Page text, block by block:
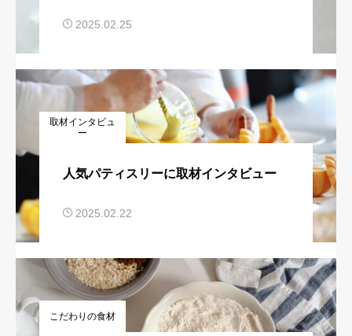
2025.02.25
取材インタビュ
ー
人気パティスリーに取材インタビュー
2025.02.22
こだわりの食材